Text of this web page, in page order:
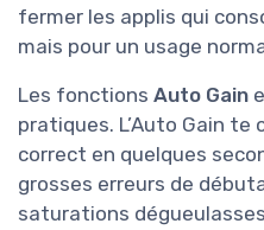
fermer les applis qui
mais pour un usage
Les fonctions Auto Gain
pratiques. L’Auto Gain te
correct en quelques
grosses erreurs de
saturations